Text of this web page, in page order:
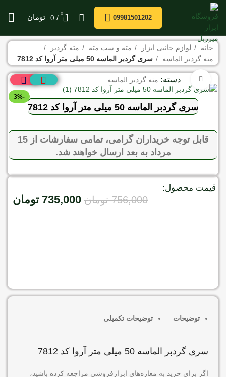
09981501202
0
/
0 تومان
خانه لوازم جانبی ابزار مته و ست مته
مته گردبر
مته گردبر الماسه
سری گردبر الماسه 50 میلی متر آروا کد 7812
دسته: مته گردبر الماسه
-3%
برای بزرگنمایی کلیک کنید
سری گردبر الماسه 50 میلی متر آروا کد 7812
قابل توجه خریداران گرامی، تمامی سفارشات از 15
مرداد به بعد ارسال خواهند شد.
قیمت محصول:
756,000 تومان 735,000 تومان
توضیحات توضیحات تکمیلی
سری گردبر الماسه 50 میلی متر آروا کد 7812
اگر برای خرید به مغازه‌های ابزارفروشی مراجعه کرده باشید،